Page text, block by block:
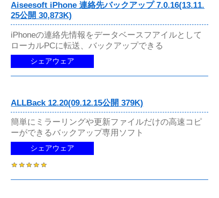
Aiseesoft iPhone 連絡先バックアップ 7.0.16(13.11.
25公開 30,873K)
iPhoneの連絡先情報をデータベースフアイルとして
ローカルPCに転送、バックアップできる
シェアウェア
ALLBack 12.20(09.12.15公開 379K)
簡単にミラーリングや更新ファイルだけの高速コピ
ーができるバックアップ専用ソフト
シェアウェア